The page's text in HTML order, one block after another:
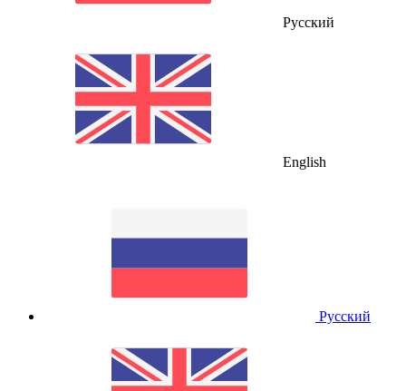
Русский
English
Русский